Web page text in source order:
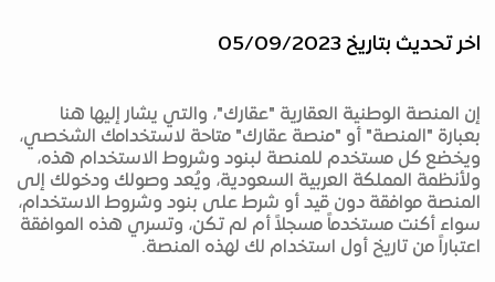
اخر تحديث بتاريخ 05/09/2023
إن المنصة الوطنية العقارية "عقارك"، والتي يشار إليها هنا
بعبارة "المنصة" أو "منصة عقارك" متاحة لاستخدامك الشخصي،
ويخضع كل مستخدم للمنصة لبنود وشروط الاستخدام هذه،
ولأنظمة المملكة العربية السعودية، ويُعد وصولك ودخولك إلى
المنصة موافقة دون قيد أو شرط على بنود وشروط الاستخدام،
سواء أكنت مستخدماً مسجلاً أم لم تكن، وتسري هذه الموافقة
اعتباراً من تاريخ أول استخدام لك لهذه المنصة.